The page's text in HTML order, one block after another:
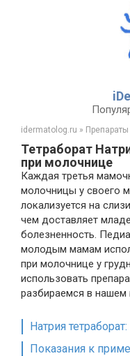
idermatolog.ru » Препараты
Тетраборат
при молочнице
Каждая третья
молочницы у своего
локализуется на
чем доставляет
болезненность.
молодым мамам
при молочнице у
использовать
разбираемся в нашем
Натрия
Показания к